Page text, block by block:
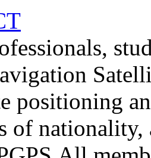
positioning
of nationality,